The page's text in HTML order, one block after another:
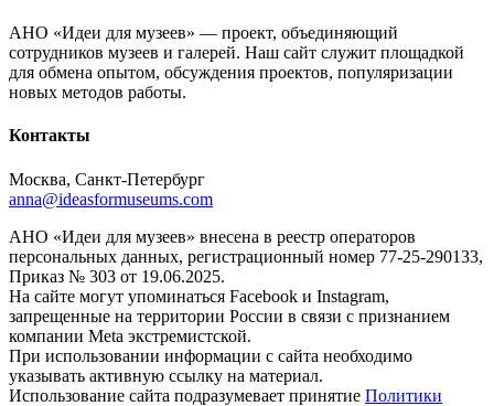
АНО «Идеи для музеев» — проект, объединяющий
сотрудников музеев и галерей. Наш сайт служит площадкой
для обмена опытом, обсуждения проектов, популяризации
новых методов работы.
Контакты
Москва, Санкт-Петербург
anna@ideasformuseums.com
АНО «Идеи для музеев» внесена в реестр операторов
персональных данных, регистрационный номер 77-25-290133,
Приказ № 303 от 19.06.2025.
На сайте могут упоминаться Facebook и Instagram,
запрещенные на территории России в связи с признанием
компании Meta экстремистской.
При использовании информации с сайта необходимо
указывать активную ссылку на материал.
Использование сайта подразумевает принятие Политики